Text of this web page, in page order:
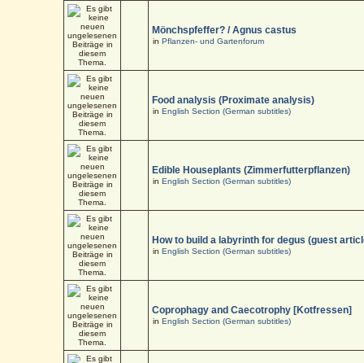
Mönchspfeffer? / Agnus castus
inPflanzen- und Gartenforum
Food analysis (Proximate analysis)
inEnglish Section (German subtitles)
Edible Houseplants (Zimmerfutterpflanzen)
inEnglish Section (German subtitles)
How to build a labyrinth for degus (guest
inEnglish Section (German subtitles)
Coprophagy and Caecotrophy [Kotfressen]
inEnglish Section (German subtitles)